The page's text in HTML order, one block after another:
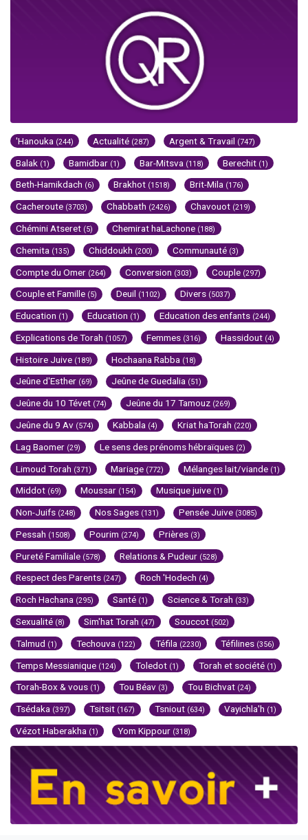
'Hanouka (244) Actualité (287) Argent & Travail (747)
Balak (1) Bamidbar (1) Bar-Mitsva (118) Berechit (1)
Beth-Hamikdach (6) Brakhot (1518) Brit-Mila (176)
Cacheroute (3703) Chabbath (2426) Chavouot (219)
Chémini Atseret (5) Chemirat haLachone (188)
Chemita (135) Chiddoukh (200) Communauté (3)
Compte du Omer (264) Conversion (303) Couple (297)
Couple et Famille (5) Deuil (1102) Divers (5037)
Education (1) Education (1) Education des enfants (244)
Explications de Torah (1057) Femmes (316) Hassidout (4)
Histoire Juive (189) Hochaana Rabba (18)
Jeûne d'Esther (69) Jeûne de Guedalia (51)
Jeûne du 10 Tévet (74) Jeûne du 17 Tamouz (269)
Jeûne du 9 Av (574) Kabbala (4) Kriat haTorah (220)
Lag Baomer (29) Le sens des prénoms hébraïques (2)
Limoud Torah (371) Mariage (772) Mélanges lait/viande (1)
Middot (69) Moussar (154) Musique juive (1)
Non-Juifs (248) Nos Sages (131) Pensée Juive (3085)
Pessah (1508) Pourim (274) Prières (3)
Pureté Familiale (578) Relations & Pudeur (528)
Respect des Parents (247) Roch 'Hodech (4)
Roch Hachana (295) Santé (1) Science & Torah (33)
Sexualité (8) Sim'hat Torah (47) Souccot (502)
Talmud (1) Techouva (122) Téfila (2230) Téfilines (356)
Temps Messianique (124) Toledot (1) Torah et société (1)
Torah-Box & vous (1) Tou Béav (3) Tou Bichvat (24)
Tsédaka (397) Tsitsit (167) Tsniout (634) Vayichla'h (1)
Vézot Haberakha (1) Yom Kippour (318)